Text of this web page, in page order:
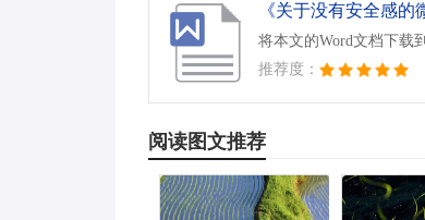
《关于没有安全感的
将本文的Word文档下载
推荐度：
阅读图文推荐